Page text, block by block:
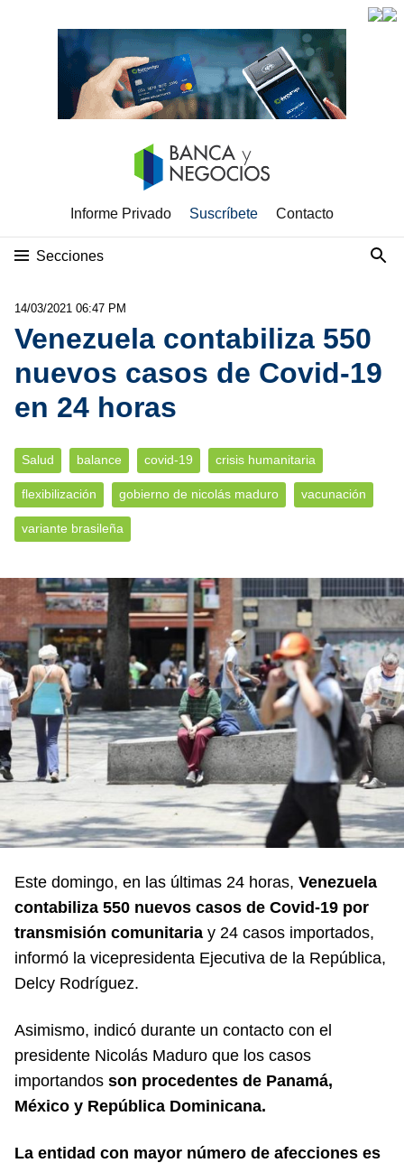
Informe Privado Suscríbete Contacto
Secciones
14/03/2021 06:47 PM
Venezuela contabiliza 550
nuevos casos de Covid-19
en 24 horas
Salud balance covid-19 crisis humanitaria
flexibilización gobierno de nicolás maduro vacunación
variante brasileña
Este domingo, en las últimas 24 horas, Venezuela
contabiliza 550 nuevos casos de Covid-19 por
transmisión comunitaria y 24 casos importados,
informó la vicepresidenta Ejecutiva de la República,
Delcy Rodríguez.
Asimismo, indicó durante un contacto con el
presidente Nicolás Maduro que los casos
importandos son procedentes de Panamá,
México y República Dominicana.
La entidad con mayor número de afecciones es